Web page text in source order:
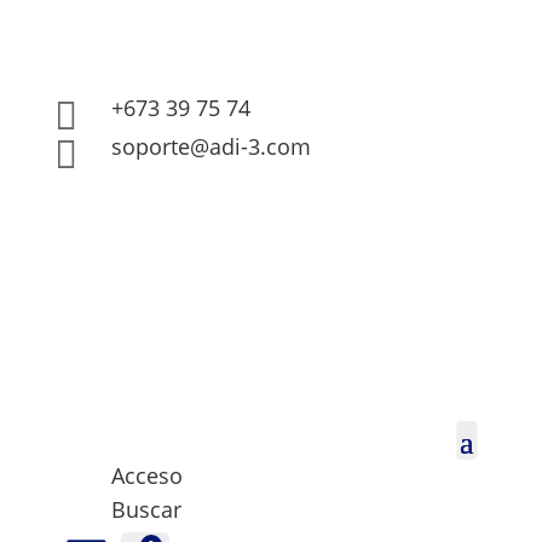
 +673 39 75 74
 soporte@adi-3.com
Acceso
Buscar